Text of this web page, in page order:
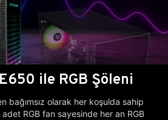
ile RGB Şöleni
bağımsız olarak her koşulda sahip
RGB fan sayesinde her an RGB